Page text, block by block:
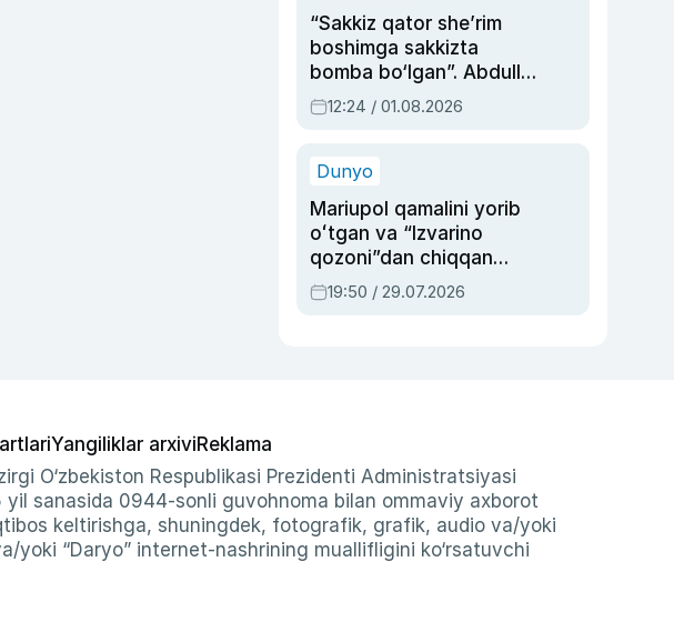
“Sakkiz qator she’rim
boshimga sakkizta
bomba bo‘lgan”. Abdulla
Oripovni siyosiy
ayblovlardan asrab
12:24 / 01.08.2026
Dunyo
Mariupol qamalini yorib
oʻtgan va “Izvarino
qozoni”dan chiqqan
qahramon — Ukraina
armiyasi bosh
19:50 / 29.07.2026
Yangiliklar arxiviReklama
O‘zbekiston Respublikasi Prezidenti Administratsiyasi
sanasida 0944-sonli guvohnoma bilan ommaviy axborot
keltirishga, shuningdek, fotografik, grafik, audio va/yoki
yoki “Daryo” internet-nashrining muallifligini ko‘rsatuvchi